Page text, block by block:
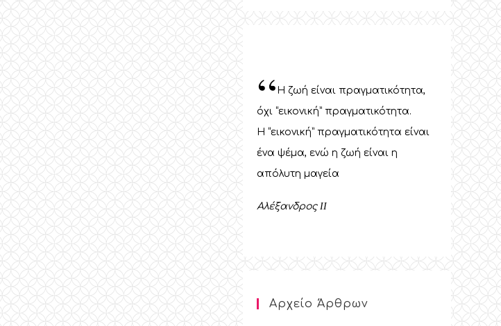
“Η ζωή είναι πραγματικότητα,
όχι “εικονική” πραγματικότητα.
Η “εικονική” πραγματικότητα είναι
ένα ψέμα, ενώ η ζωή είναι η
απόλυτη μαγεία
Αλέξανδρος II
Αρχείο Άρθρων